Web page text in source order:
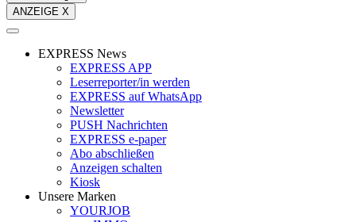
ANZEIGE X
EXPRESS News
EXPRESS APP
Leserreporter/in werden
EXPRESS auf WhatsApp
Newsletter
PUSH Nachrichten
EXPRESS e-paper
Abo abschließen
Anzeigen schalten
Kiosk
Unsere Marken
YOURJOB